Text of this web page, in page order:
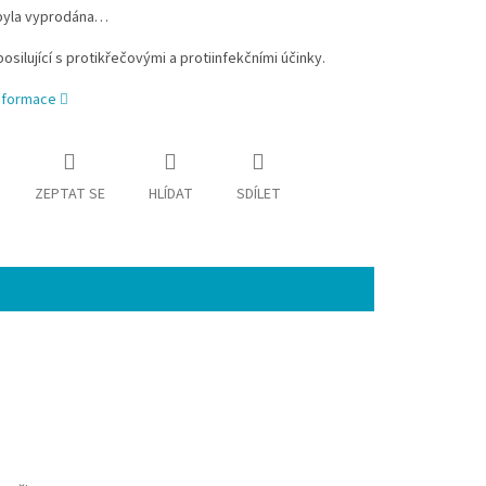
vyprodána…
s protikřečovými a protiinfekčními účinky.
ZEPTAT SE HLÍDAT SDÍLET